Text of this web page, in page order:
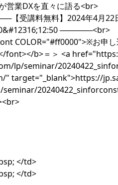
営業DXを直々に語る<br>
受講料無料】2024年4月22
──────<br>
COLOR="#ff0000">※お申し
font></b>＝＞ <a
lp/seminar/
" target="_blank">https://
</td>
</td>